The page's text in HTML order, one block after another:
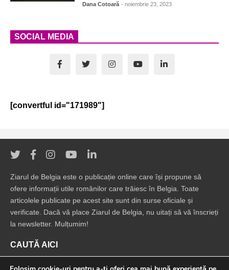
Dana Cotoară - noiembrie 23, 2023
SOCIAL MEDIA
[convertful id="171989"]
Ziarul de Belgia este o publicație online care își propune să
ofere informații utile românilor care trăiesc în Belgia. Toate
articolele publicate pe acest site sunt din surse oficiale și
verificate. Dacă vă place Ziarul de Belgia, nu uitați să vă înscrieți
la newsletter. Mulțumim!
CAUTĂ AICI